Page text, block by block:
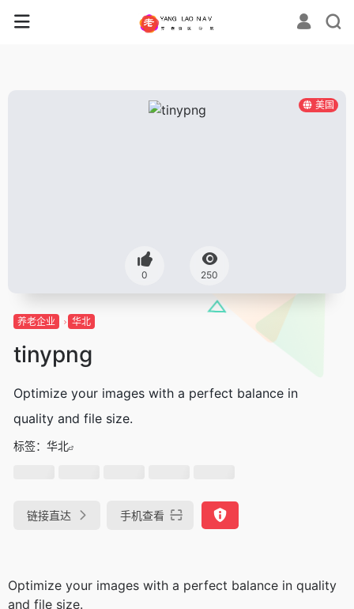
美国
0 250
养老企业 华北
tinypng
Optimize your images with a perfect balance in
quality and file size.
标签： 华北
链接直达 手机查看
Optimize your images with a perfect balance in quality
and file size.